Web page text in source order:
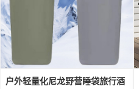
户外轻量化尼龙野营睡袋旅行酒